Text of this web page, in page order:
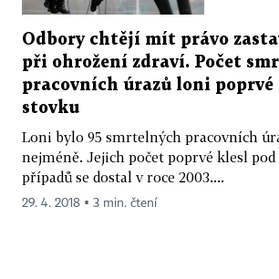
Odbory chtějí mít právo
při ohrožení zdraví. Počet
pracovních úrazů loni poprvé
stovku
Loni bylo 95 smrtelných pracovních
nejméně. Jejich počet poprvé klesl pod
případů se dostal v roce 2003....
29. 4. 2018 ▪ 3 min. čtení